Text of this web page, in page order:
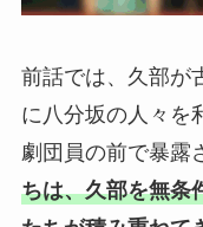
前話では、久部が
に八分坂の人々を
劇団員の前で暴露
ちは、久部を無条